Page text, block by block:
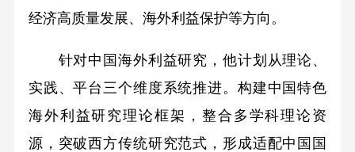
经济高质量发展、海外利益保护等方向。
针对中国海外利益研究，他计划从理论、
实践、平台三个维度系统推进。构建中国特色
海外利益研究理论框架，整合多学科理论资
源，突破西方传统研究范式，形成适配中国国